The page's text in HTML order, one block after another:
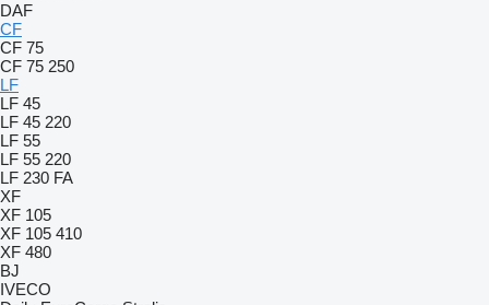
DAF
CF
CF 75
CF 75 250
LF
LF 45
LF 45 220
LF 55
LF 55 220
LF 230 FA
XF
XF 105
XF 105 410
XF 480
BJ
IVECO